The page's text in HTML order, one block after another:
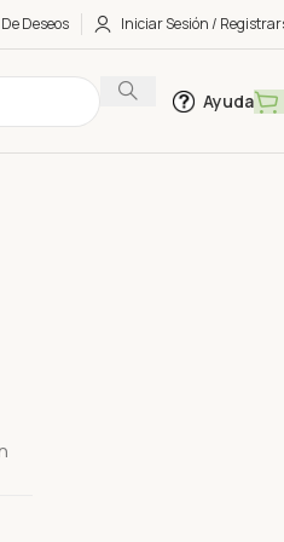
Deseos Iniciar Sesión /
Ayuda